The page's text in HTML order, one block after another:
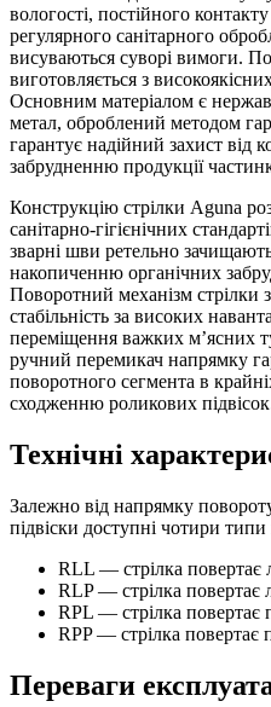
вологості, постійного
регулярного санітарного
висуваються суворі вимоги.
виготовляється з
Основним матеріалом є
метал, оброблений методом
гарантує надійний захист від
забрудненню продукції
Конструкцію стрілки Aguna
санітарно-гігієнічних
зварні шви ретельно
накопиченню органічних
Поворотний механізм стрілки
стабільність за високих
переміщення важких м’ясних
ручний перемикач напрямку
поворотного сегмента в
сходженню роликових
Технічні
Залежно від напрямку
підвіски доступні чотири
RLL — стрілка повертає
RLP — стрілка повертає
RPL — стрілка повертає
RPP — стрілка повертає
Переваги